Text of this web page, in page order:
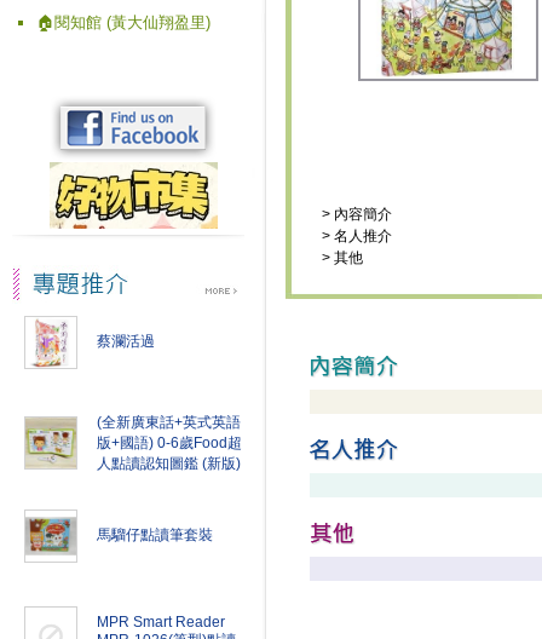
🏠閱知館 (黃大仙翔盈里)
蔡瀾活過
(全新廣東話+英式英語
版+國語) 0-6歲Food超
人點讀認知圖鑑 (新版)
馬騮仔點讀筆套裝
MPR Smart Reader
> 內容簡介
> 名人推介
> 其他